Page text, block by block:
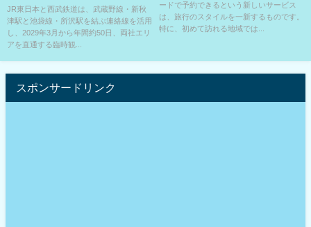
西武線からTDRへ??
JR東日本と西武鉄道は、武蔵野線・新秋
津駅と池袋線・所沢駅を結ぶ連絡線を活用
し、2029年3月から年間約50日、両社エリ
アを直通する臨時観...
ードで予約できるという新しいサービス
は、旅行のスタイルを一新するものです。
特に、初めて訪れる地域では...
スポンサードリンク